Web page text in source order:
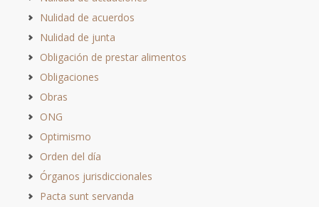
Nulidad de acuerdos
Nulidad de junta
Obligación de prestar alimentos
Obligaciones
Obras
ONG
Optimismo
Orden del día
Órganos jurisdiccionales
Pacta sunt servanda